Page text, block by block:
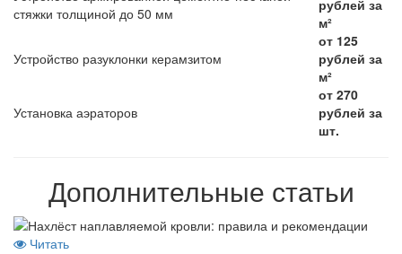
стяжки толщиной до 50 мм
рублей за
м²
Устройство разуклонки керамзитом
от 125
рублей за
м²
Установка аэраторов
от 270
рублей за
шт.
Дополнительные статьи
Читать